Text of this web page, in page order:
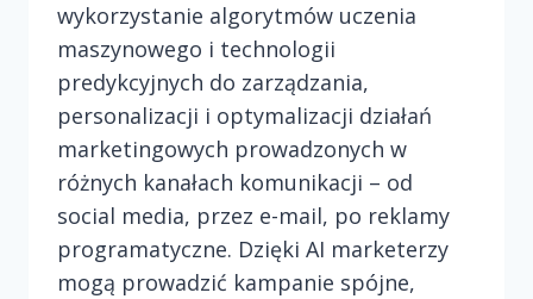
wykorzystanie algorytmów uczenia
maszynowego i technologii
predykcyjnych do zarządzania,
personalizacji i optymalizacji działań
marketingowych prowadzonych w
różnych kanałach komunikacji – od
social media, przez e-mail, po reklamy
programatyczne. Dzięki AI marketerzy
mogą prowadzić kampanie spójne,